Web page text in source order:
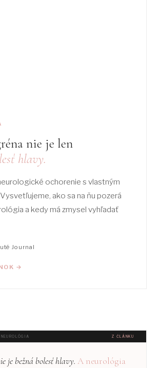
Manuálna
MEDICÍNA
nie je len
hlavy.
ochorenie s vlastným
ako sa na ňu pozerá
a kedy má zmysel vyhľadať
Journal
→
Z ČLÁNKU
je bežná bolesť hlavy. A neurológia